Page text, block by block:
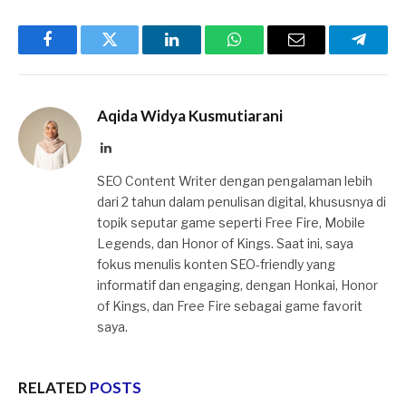
FacebookTwitter LinkedInWhatsAppEmail
Aqida Widya Kusmutiarani
LinkedIn
SEO Content Writer dengan pengalaman lebih
dari 2 tahun dalam penulisan digital, khususnya di
topik seputar game seperti Free Fire, Mobile
Legends, dan Honor of Kings. Saat ini, saya
fokus menulis konten SEO-friendly yang
informatif dan engaging, dengan Honkai, Honor
of Kings, dan Free Fire sebagai game favorit
saya.
RELATED POSTS